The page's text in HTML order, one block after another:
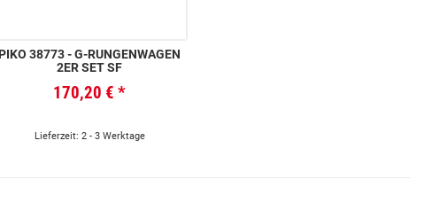
PIKO 38773 - G-RUNGENWAGEN
2ER SET SF
170,20 € *
Lieferzeit: 2 - 3 Werktage